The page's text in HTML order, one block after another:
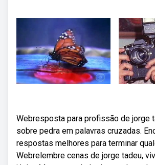
Webresposta para profissão de jorge
sobre pedra em palavras cruzadas.
respostas melhores para terminar
Webrelembre cenas de jorge tadeu,